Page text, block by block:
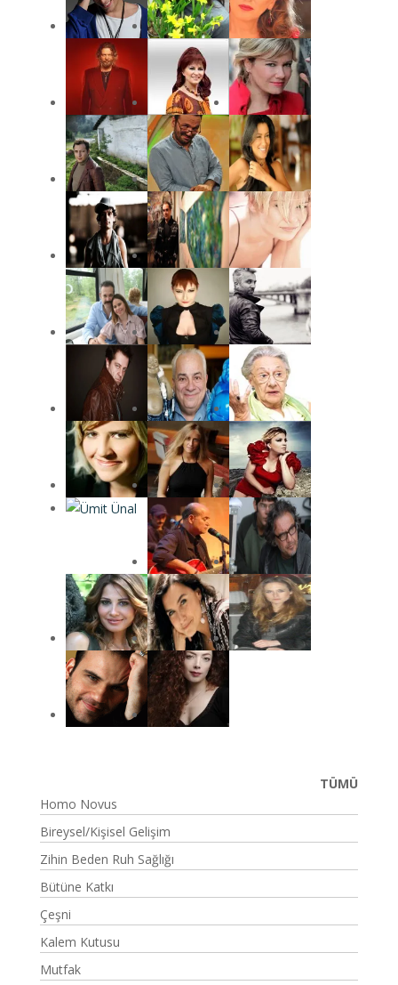
TÜMÜ
Homo Novus
Bireysel/Kişisel Gelişim
Zihin Beden Ruh Sağlığı
Bütüne Katkı
Çeşni
Kalem Kutusu
Mutfak